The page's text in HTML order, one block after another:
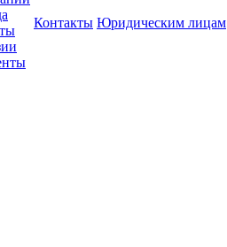
Контакты Юридическим лицам